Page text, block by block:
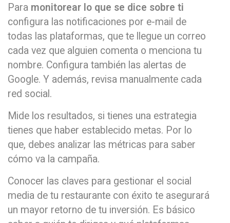
Para monitorear lo que se dice sobre ti
configura las notificaciones por e-mail de
todas las plataformas, que te llegue un correo
cada vez que alguien comenta o menciona tu
nombre. Configura también las alertas de
Google. Y además, revisa manualmente cada
red social.
Mide los resultados, si tienes una estrategia
tienes que haber establecido metas. Por lo
que, debes analizar las métricas para saber
cómo va la campaña.
Conocer las claves para gestionar el social
media de tu restaurante con éxito te asegurará
un mayor retorno de tu inversión. Es básico